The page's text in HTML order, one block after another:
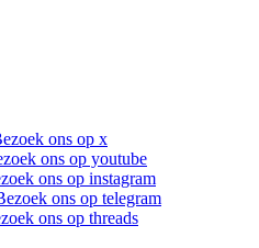
ons op x
ons op youtube
ons op instagram
ons op telegram
ons op threads